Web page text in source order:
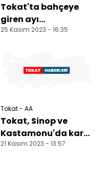
Tokat'ta bahçeye
giren ayı
fotokapanla
25 Kasım 2023 - 16:35
Tokat - AA
Tokat, Sinop ve
Kastamonu'da kar
ve fırtına hayatı
21 Kasım 2023 - 13:57